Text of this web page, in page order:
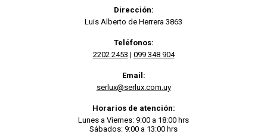
Dirección:
Luis Alberto de Herrera 3863
Teléfonos:
2202 2453 | 099 348 904
Email:
serlux@serlux.com.uy
Horarios de atención:
Lunes a Viernes: 9:00 a 18:00 hrs
Sábados: 9:00 a 13:00 hrs